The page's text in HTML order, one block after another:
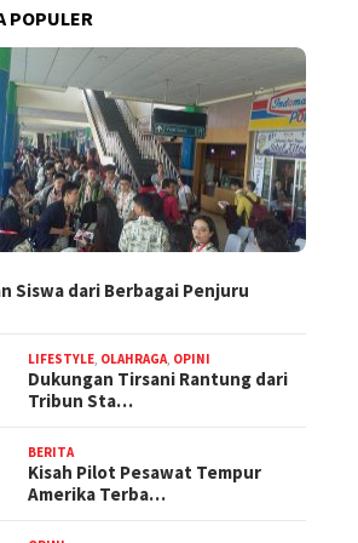
POPULER
Siswa dari Berbagai Penjuru
LIFESTYLE, OLAHRAGA, OPINI
Dukungan Tirsani Rantung dari
Tribun Sta…
BERITA
Kisah Pilot Pesawat Tempur
Amerika Terba…